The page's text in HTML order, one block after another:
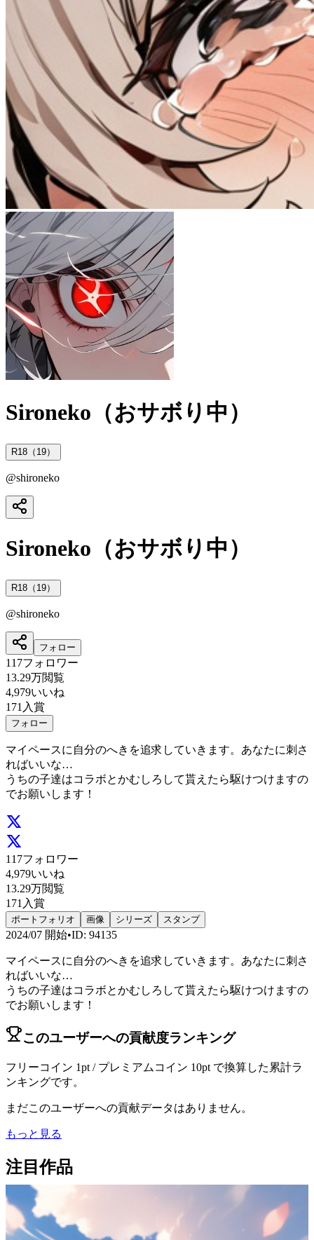
Sironeko（おサボり中）
R18（19）
@shironeko
Sironeko（おサボり中）
R18（19）
@shironeko
フォロー
117フォロワー
13.29万閲覧
4,979いいね
171 入賞
フォロー
マイペースに自分のへきを追求していきます。あなたに刺さ
ればいいな…
うちの子達はコラボとかむしろして貰えたら駆けつけますの
でお願いします！
117フォロワー
4,979いいね
13.29万閲覧
171 入賞
ポートフォリオ 画像 シリーズ スタンプ
2024/07 開始•ID: 94135
マイペースに自分のへきを追求していきます。あなたに刺さ
ればいいな…
うちの子達はコラボとかむしろして貰えたら駆けつけますの
でお願いします！
このユーザーへの貢献度ランキング
フリーコイン 1pt / プレミアムコイン 10pt で換算した累計ラ
ンキングです。
まだこのユーザーへの貢献データはありません。
もっと見る
注目作品